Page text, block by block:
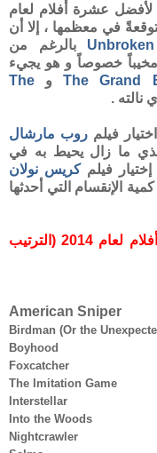
لأفضل عشرة أفلام لعام
في معظمها ، إلا أن
Unbroken بالرغم من
مخيباً خصوصاً و هو يجيء
The Grand و The
نالته .
فيلمروب مارشال
ما زال يحيط به في
فيلمكريس نولان
الإنقسام التي أحدثها
قائمة معهد الفيلم الأميركي لأفضل 10 أفلام لعام 2014 (الترتيب
American Sniper
Birdman (Or the
Boyhood
Foxcatcher
The Imitation Game
Interstellar
Into the Woods
Nightcrawler